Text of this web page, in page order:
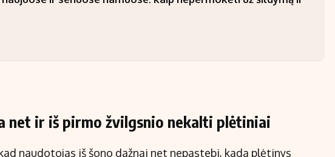
net ir iš pirmo žvilgsnio nekalti plėtiniai
naudotojas iš šono dažnai net nepastebi, kada plėtinys